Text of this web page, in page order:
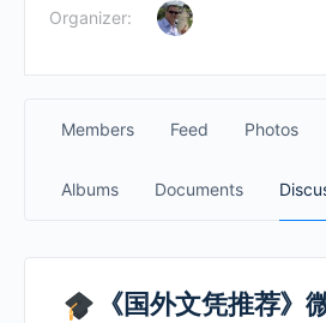
Organizer:
Members Feed Photos
Albums Documents
《国外文凭推荐》